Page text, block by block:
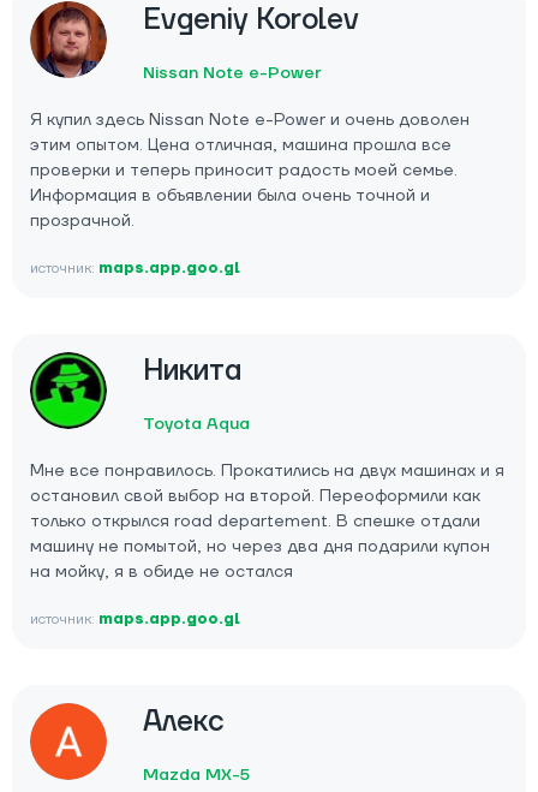
Evgeniy Korolev
Nissan Note e-Power
Я купил здесь Nissan Note e-Power и очень доволен
этим опытом. Цена отличная, машина прошла все
проверки и теперь приносит радость моей семье.
Информация в объявлении была очень точной и
прозрачной.
источник: maps.app.goo.gl
Никита
Toyota Aqua
Мне все понравилось. Прокатились на двух машинах и я
остановил свой выбор на второй. Переоформили как
только открылся road departement. В спешке отдали
машину не помытой, но через два дня подарили купон
на мойку, я в обиде не остался
источник: maps.app.goo.gl
Алекс
Mazda MX-5